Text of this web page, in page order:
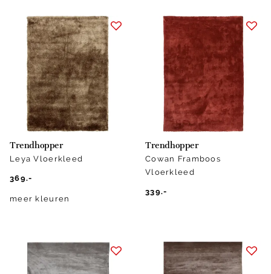
Trendhopper
Leya Vloerkleed
369.-
meer kleuren
Trendhopper
Cowan Framboos
Vloerkleed
339.-